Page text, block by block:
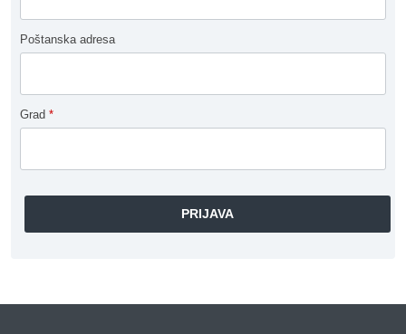
Poštanska adresa
Grad *